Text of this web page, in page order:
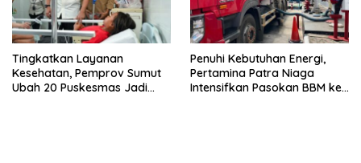
Tingkatkan Layanan
Kesehatan, Pemprov Sumut
Ubah 20 Puskesmas Jadi
Penuhi Kebutuhan Energi,
Pertamina Patra Niaga
Intensifkan Pasokan BBM ke